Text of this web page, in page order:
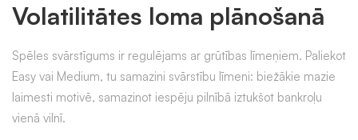
Volatilitātes loma plānošanā
Spēles svārstīgums ir regulējams ar grūtības līmeņiem. Paliekot
Easy vai Medium, tu samazini svārstību līmeni: biežākie mazie
laimesti motivē, samazinot iespēju pilnībā iztukšot bankroļu
vienā vilnī.